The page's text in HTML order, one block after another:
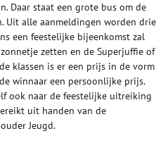
Daar staat een grote bus om de
Uit alle aanmeldingen worden drie
een feestelijke bijeenkomst zal
zetten en de Superjuffie of
klassen is er een prijs in de vorm
winnaar een persoonlijke prijs.
ook naar de feestelijke uitreiking
uit handen van de
Jeugd.